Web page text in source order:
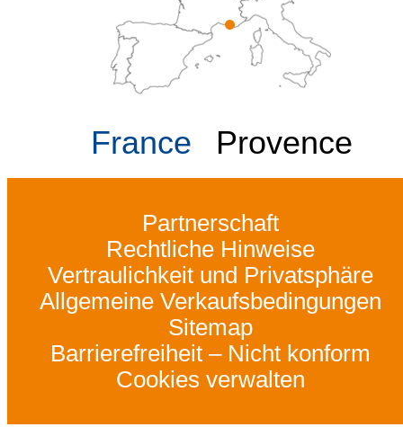
France Provence
Partnerschaft
Rechtliche Hinweise
Vertraulichkeit und Privatsphäre
Allgemeine Verkaufsbedingungen
Sitemap
Barrierefreiheit – Nicht konform
Cookies verwalten